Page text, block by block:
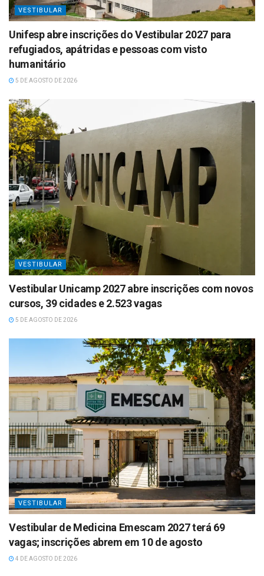
VESTIBULAR
Unifesp abre inscrições do Vestibular 2027 para
refugiados, apátridas e pessoas com visto
humanitário
5 DE AGOSTO DE 2026
VESTIBULAR
Vestibular Unicamp 2027 abre inscrições com novos
cursos, 39 cidades e 2.523 vagas
5 DE AGOSTO DE 2026
VESTIBULAR
Vestibular de Medicina Emescam 2027 terá 69
vagas; inscrições abrem em 10 de agosto
4 DE AGOSTO DE 2026